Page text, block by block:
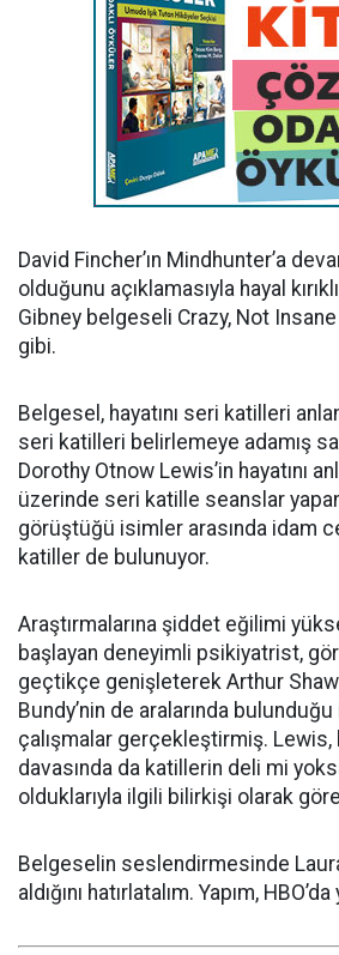
David Fincher’ın Mindhunter’a
olduğunu açıklamasıyla hayal
Gibney belgeseli Crazy, Not
gibi.
Belgesel, hayatını seri katilleri
seri katilleri belirlemeye adamış
Dorothy Otnow Lewis’in hayatını
üzerinde seri katille seanslar
görüştüğü isimler arasında idam
katiller de bulunuyor.
Araştırmalarına şiddet eğilimi
başlayan deneyimli psikiyatrist,
geçtikçe genişleterek Arthur
Bundy’nin de aralarında
çalışmalar gerçekleştirmiş.
davasında da katillerin deli mi
olduklarıyla ilgili bilirkişi olarak
Belgeselin seslendirmesinde
aldığını hatırlatalım. Yapım,